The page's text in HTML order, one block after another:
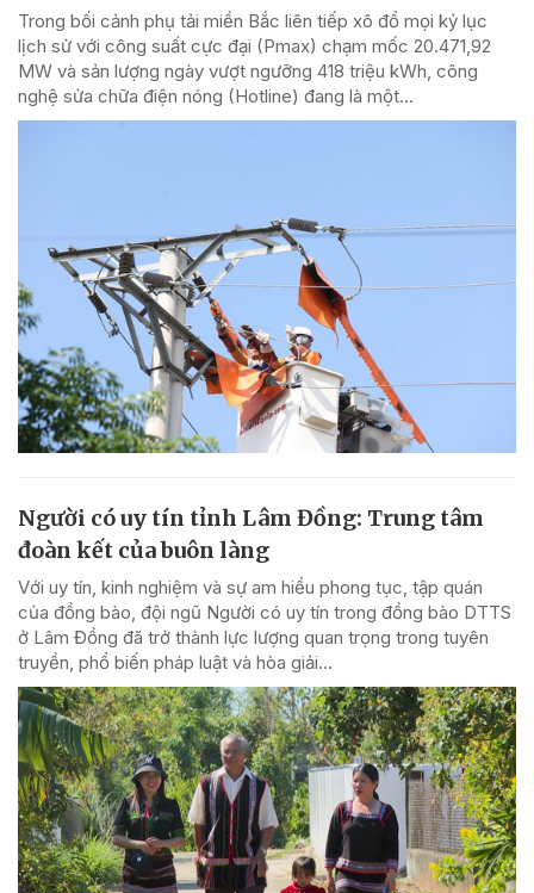
Trong bối cảnh phụ tải miền Bắc liên tiếp xô đổ mọi kỷ lục
lịch sử với công suất cực đại (Pmax) chạm mốc 20.471,92
MW và sản lượng ngày vượt ngưỡng 418 triệu kWh, công
nghệ sửa chữa điện nóng (Hotline) đang là một...
Người có uy tín tỉnh Lâm Đồng: Trung tâm
đoàn kết của buôn làng
Với uy tín, kinh nghiệm và sự am hiểu phong tục, tập quán
của đồng bào, đội ngũ Người có uy tín trong đồng bào DTTS
ở Lâm Đồng đã trở thành lực lượng quan trọng trong tuyên
truyền, phổ biến pháp luật và hòa giải...